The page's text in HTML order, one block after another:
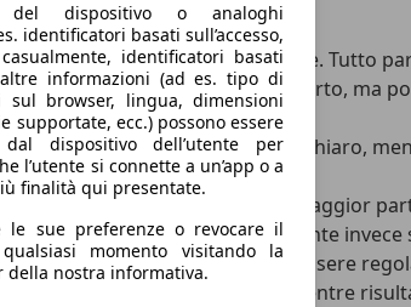
del dispositivo o analoghi
identificatori basati sull’accesso,
identificatori basati
informazioni (ad es. tipo di
sul browser, lingua, dimensioni
supportate, ecc.) possono essere
dispositivo dell’utente per
l’utente si connette a un’app o a
finalità qui presentate.
le sue preferenze o revocare il
momento visitando la
della nostra informativa.
guida del Model Y Performance. Tutto
in termini di visibilità, certo, ma
manca un punto di pressione chiaro,
vengono utilizzate, nella maggior
un Track Mode dedicato (presente
Gli ammortizzatori possono essere
anche l’insonorizzazione, mentre